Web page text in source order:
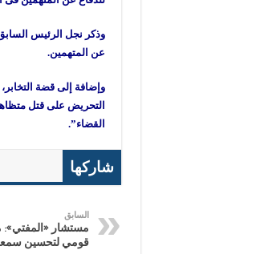
وذكر نجل الرئيس السابق
عن المتهمين.
التحريض على قتل
القضاء”.
شاركها
السابق
مستشار
قومي لتحسين